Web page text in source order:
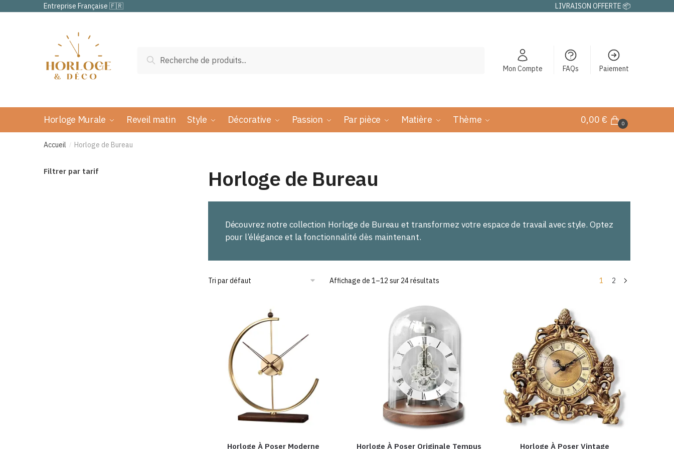
Entreprise Française 🇫🇷 LIVRAISON OFFERTE 📦
pour :
Recherche
Mon Compte FAQs Paiement
Horloge Murale Reveil matin Style Décorative Passion Par pièce Matière Thème 0,00 € 0
Accueil / Horloge de Bureau
Horloge de Bureau
Découvrez notre collection Horloge de Bureau et transformez votre espace de travail avec style. Optez
pour l’élégance et la fonctionnalité dès maintenant.
Affichage de 1–12 sur 24 résultats 1 2
Horloge À Poser Moderne
Horloge À Poser Originale Tempus
Horloge À Poser Vintage
Filtrer par tarif